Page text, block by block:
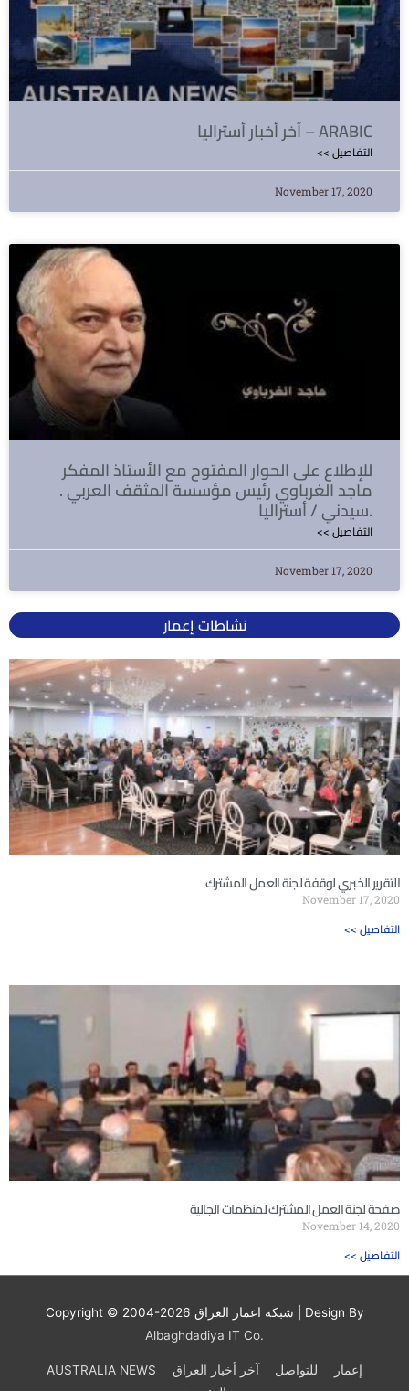
آخر أخبار أستراليا – ARABIC
<< التفاصيل
November 17, 2020
للإطلاع على الحوار المفتوح مع الأستاذ المفكر
ماجد الغرباوي رئيس مؤسسة المثقف العربي .
سيدني / أستراليا.
<< التفاصيل
November 17, 2020
نشاطات إعمار
التقرير الخبري لوقفة لجنة العمل المشترك
November 17, 2020
<< التفاصيل
صفحة لجنة العمل المشترك لمنظمات الجالية
November 14, 2020
<< التفاصيل
Copyright © 2004-2026 شبكة اعمار العراق | Design By
Albaghdadiya IT Co.
AUSTRALIA NEWS آخر أخبار العراق للتواصل
إعمار